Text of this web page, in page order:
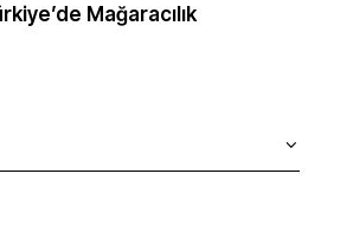
Mağaracılık